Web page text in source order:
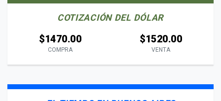
COTIZACIÓN DEL DÓLAR
$1470.00
COMPRA
$1520.00
VENTA